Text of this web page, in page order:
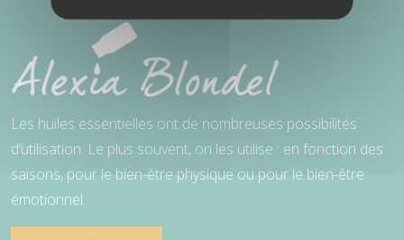
Les huiles essentielles ont de nombreuses possibilités
d’utilisation. Le plus souvent, on les utilise : en fonction des
saisons, pour le bien-être physique ou pour le bien-être
émotionnel.